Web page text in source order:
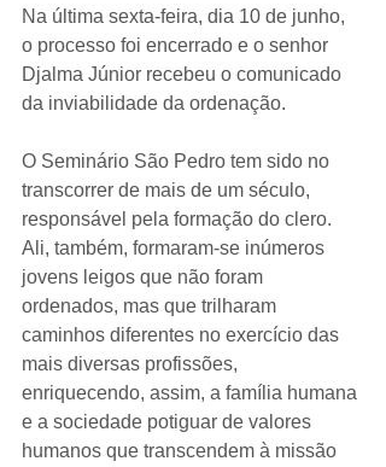
Na última sexta-feira, dia 10 de junho,
o processo foi encerrado e o senhor
Djalma Júnior recebeu o comunicado
da inviabilidade da ordenação.
O Seminário São Pedro tem sido no
transcorrer de mais de um século,
responsável pela formação do clero.
Ali, também, formaram-se inúmeros
jovens leigos que não foram
ordenados, mas que trilharam
caminhos diferentes no exercício das
mais diversas profissões,
enriquecendo, assim, a família humana
e a sociedade potiguar de valores
humanos que transcendem à missão